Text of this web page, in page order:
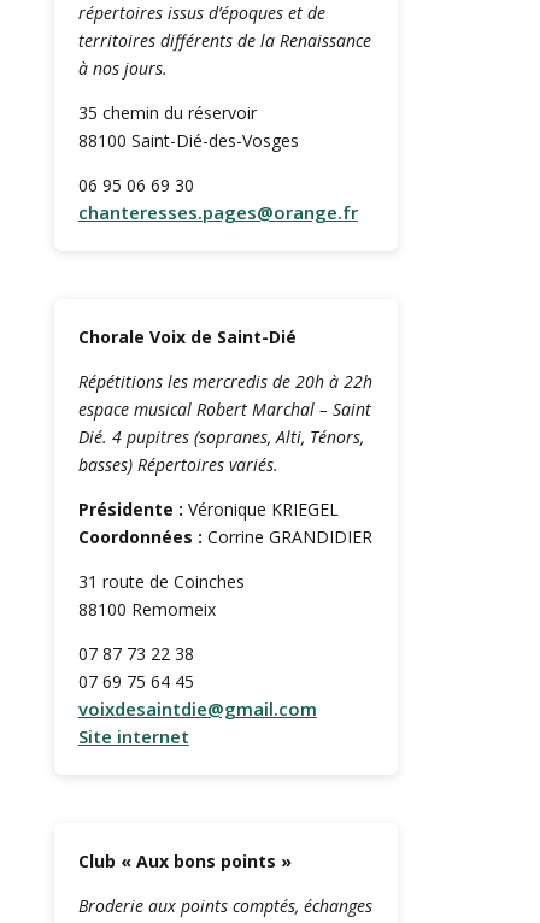
répertoires issus d’époques et de
territoires différents de la Renaissance
à nos jours.
35 chemin du réservoir
88100 Saint-Dié-des-Vosges
06 95 06 69 30
chanteresses.pages@orange.fr
Chorale Voix de Saint-Dié
Répétitions les mercredis de 20h à 22h
espace musical Robert Marchal – Saint
Dié. 4 pupitres (sopranes, Alti, Ténors,
basses) Répertoires variés.
Présidente : Véronique KRIEGEL
Coordonnées : Corrine GRANDIDIER
31 route de Coinches
88100 Remomeix
07 87 73 22 38
07 69 75 64 45
voixdesaintdie@gmail.com
Site internet
Club « Aux bons points »
Broderie aux points comptés, échanges